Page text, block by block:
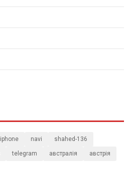
iphone navi shahed-136
telegram австралія австрія